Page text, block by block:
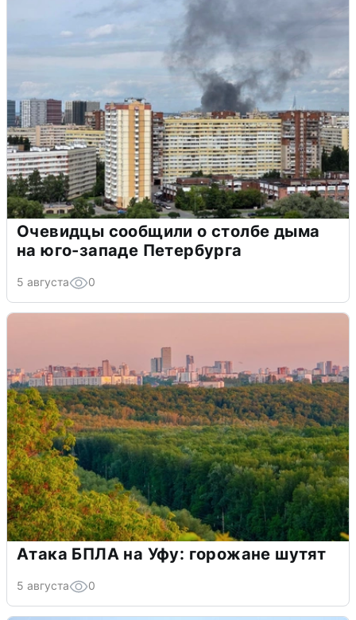
Очевидцы сообщили о столбе дыма
на юго-западе Петербурга
5 августа 0
Атака БПЛА на Уфу: горожане шутят
5 августа 0